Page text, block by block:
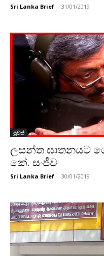
Sri Lanka Brief - 31/01/2019
පුවත්
ලසන්ත ඝාතනයට
කේ. සංජීව
Sri Lanka Brief - 30/01/2019